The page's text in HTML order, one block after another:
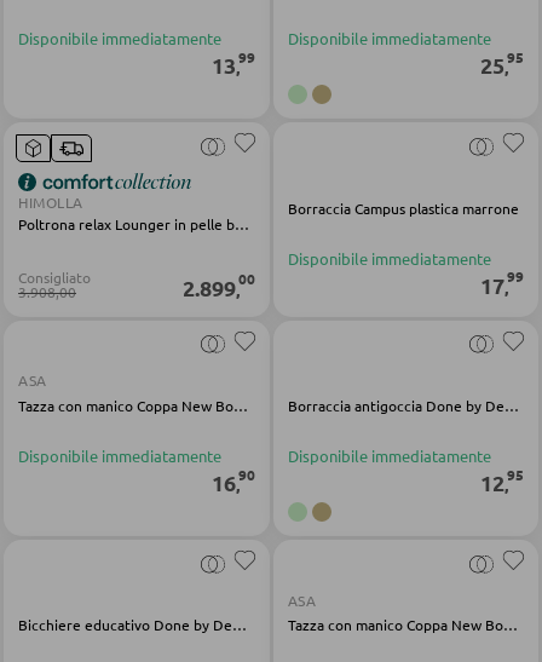
Specchi boudoir e da trucco
MOBILI BAR
Carrelli da portata
TAVOLI
Tavolini da caffé
Disponibile immediatamente
13,99
Disponibile immediatamente
25,95
HIMOLLA
Poltrona relax Lounger in pelle beige
Consigliato
3.908,00 2.899,00
Borraccia Campus plastica marrone
Disponibile immediatamente
17,99
ASA
Tazza con manico Coppa New Bone China bianco
Disponibile immediatamente
16,90
Borraccia antigoccia Done by Deer sabbia tritan 280 ml
Disponibile immediatamente
12,95
Bicchiere educativo Done by Deer sabbia tritan 250ml
ASA
Tazza con manico Coppa New Bone China bianco